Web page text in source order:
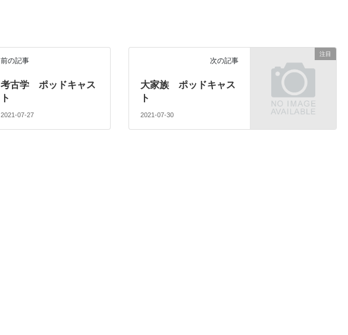
前の記事
考古学 ポッドキャス
ト
2021-07-27
注目
次の記事
大家族 ポッドキャス
ト
2021-07-30